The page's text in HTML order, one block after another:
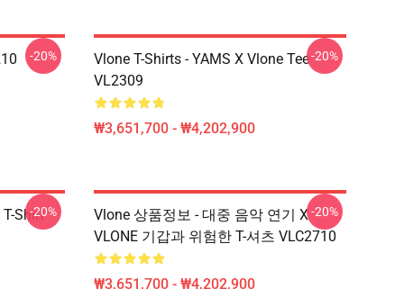
-20%
Vlone T-Shirts - YAMS X Vlone Tee
VL2309
₩3,651,700 - ₩4,202,900
-20%
Shirt-20%
Vlone 상품정보 - 대중 음악 연기 X
VLONE 기갑과 위험한 T-셔츠 VLC2710
₩3,651,700 - ₩4,202,900
-20%